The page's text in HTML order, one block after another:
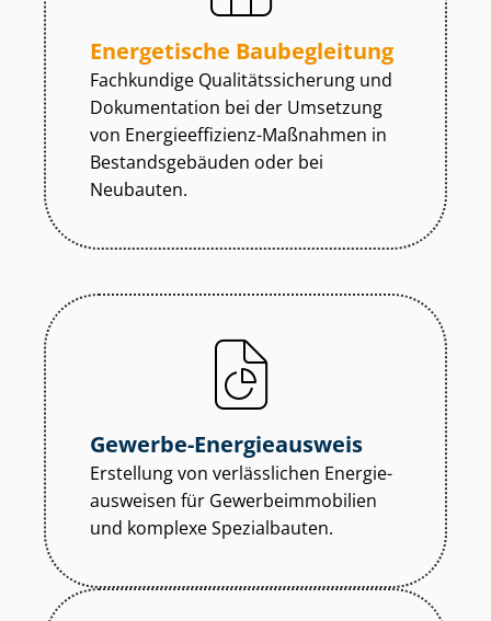
Energetische Baubegleitung
Fachkundige Qua­li­täts­si­che­rung und
Dokumentation bei der Umsetzung
von En­er­gie­ef­fi­zi­enz-Maßnahmen in
Be­stands­ge­bäu­den oder bei
Neubauten.
Gewerbe-Energieausweis
Erstellung von verlässlichen En­er­gie­
aus­wei­sen für Ge­wer­be­im­mo­bi­li­en
und komplexe Spezialbauten.